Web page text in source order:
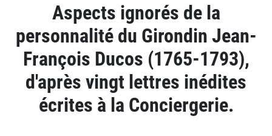
Aspects ignorés de la
personnalité du Girondin Jean-
François Ducos (1765-1793),
d'après vingt lettres inédites
écrites à la Conciergerie.